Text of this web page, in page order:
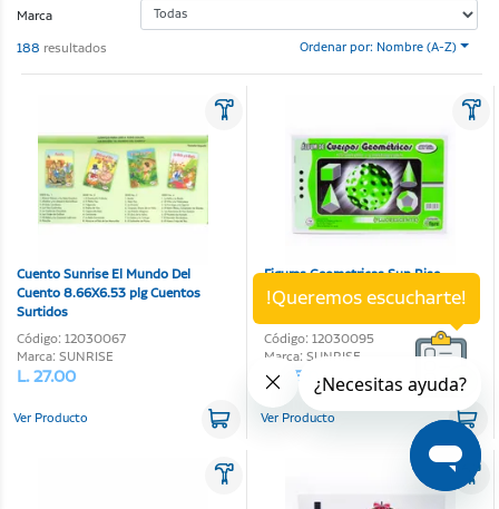
Marca
188 resultados Ordenar por: Nombre (A-Z)
Cuento Sunrise El Mundo Del
Cuento 8.66X6.53 plg Cuentos
Surtidos
Código: 12030067
Marca: SUNRISE
L. 27.00
Ver Producto
Figuras Geometricas Sun Rise
11.18X7.09 plg
Código: 12030095
Marca: SUNRISE
L. 115.00
Ver Producto
!Queremos escucharte!